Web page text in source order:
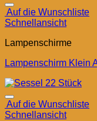
Auf die Wunschliste
Schnellansicht
Lampenschirme
Lampenschirm Klein
Auf die Wunschliste
Schnellansicht